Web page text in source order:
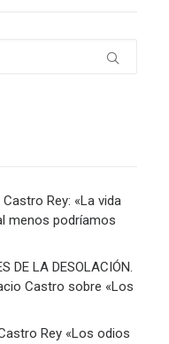
Rey: «La vida
menos podríamos
DE LA DESOLACIÓN.
Castro sobre «Los
Rey «Los odios